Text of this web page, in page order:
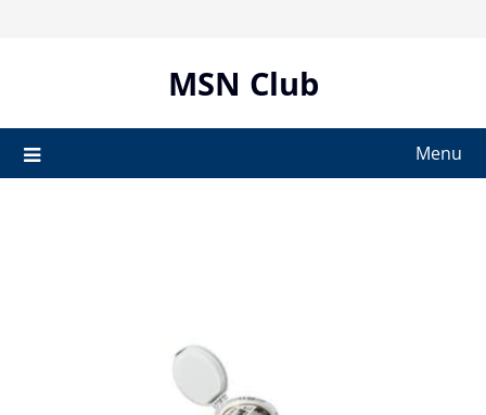
MSN Club
Menu